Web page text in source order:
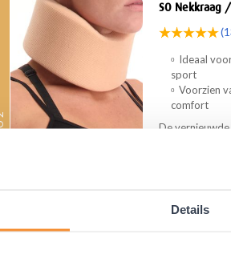
Details
SO Nekkraag
Ideaal
sport
Voorzien
comfort
De
speciaal